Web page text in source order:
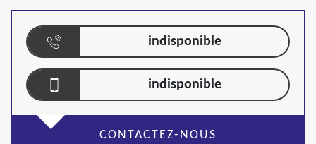
indisponible
indisponible
CONTACTEZ-NOUS